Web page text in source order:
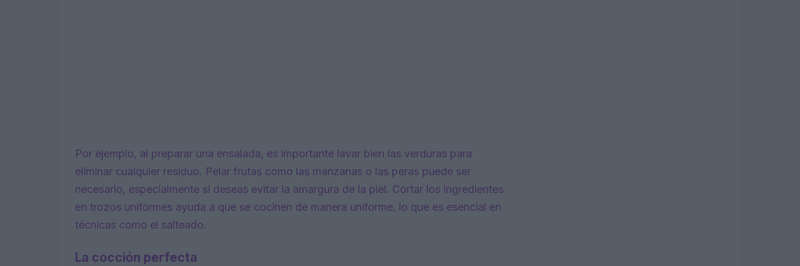
Por ejemplo, al preparar una ensalada, es importante lavar bien las verduras para
eliminar cualquier residuo. Pelar frutas como las manzanas o las peras puede ser
necesario, especialmente si deseas evitar la amargura de la piel. Cortar los ingredientes
en trozos uniformes ayuda a que se cocinen de manera uniforme, lo que es esencial en
técnicas como el salteado.
La cocción perfecta